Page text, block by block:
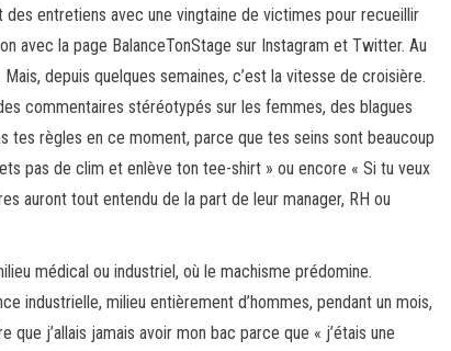
entretiens avec une vingtaine de victimes pour recueillir
avec la page BalanceTonStage sur Instagram et Twitter. Au
depuis quelques semaines, c’est la vitesse de croisière.
commentaires stéréotypés sur les femmes, des blagues
tes règles en ce moment, parce que tes seins sont beaucoup
pas de clim et enlève ton tee-shirt » ou encore « Si tu veux
auront tout entendu de la part de leur manager, RH ou
médical ou industriel, où le machisme prédomine.
industrielle, milieu entièrement d’hommes, pendant un mois,
j’allais jamais avoir mon bac parce que « j’étais une